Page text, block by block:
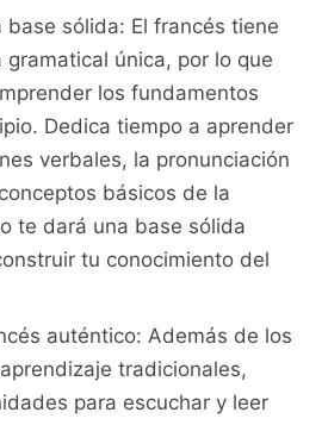
‍base sólida: El francés‌ tiene
‌gramatical⁤ única, por lo ⁢que
⁤los fundamentos
Dedica tiempo‍ a ⁢aprender
verbales, la pronunciación
básicos de la
te dará una base sólida
tu conocimiento del‌
auténtico: Además ​de los
tradicionales,
para escuchar ⁤y leer